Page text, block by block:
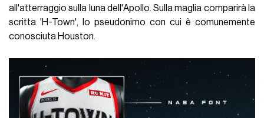
all'atterraggio sulla luna dell'Apollo. Sulla maglia comparirà la
scritta 'H-Town', lo pseudonimo con cui è comunemente
conosciuta Houston.